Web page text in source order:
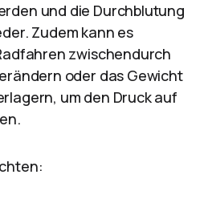
und die Durchblutung
Zudem kann es
zwischendurch
oder das Gewicht
um den Druck auf